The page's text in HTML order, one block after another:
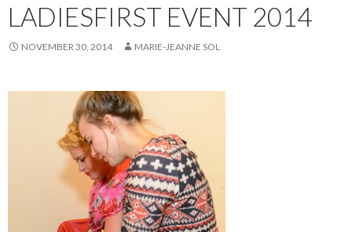
LADIESFIRST EVENT 2014
NOVEMBER 30, 2014 MARIE-JEANNE SOL